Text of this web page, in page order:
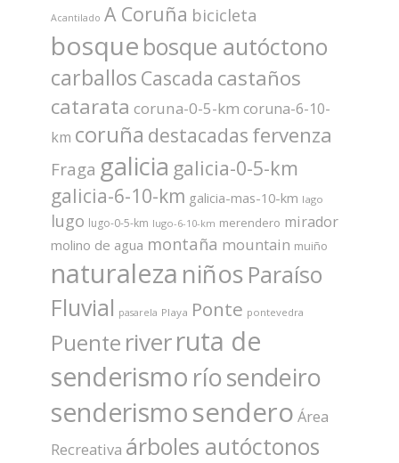
Acantilado A Coruña bicicleta
bosque bosque autóctono
carballos Cascada castaños
catarata coruna-0-5-km coruna-6-10-
km coruña destacadas fervenza
Fraga galicia galicia-0-5-km
galicia-6-10-km galicia-mas-10-km lago
lugo lugo-0-5-km lugo-6-10-km merendero mirador
molino de agua montaña mountain muiño
naturaleza niños Paraíso
Fluvial pasarela Playa Ponte pontevedra
Puente riverruta de
senderismo ríosendeiro
senderismosendero Área
Recreativa árboles autóctonos